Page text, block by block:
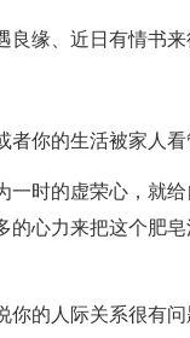
缘、近日有情书来
你的生活被家人看
时的虚荣心，就
的心力来把这个肥
的人际关系很有